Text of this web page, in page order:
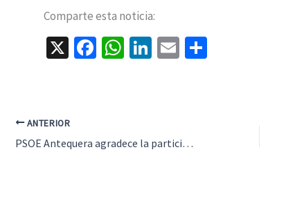
Comparte esta noticia:
X Fa
o
k
W
p
Li
n
E C
ANTERIOR
PSOE Antequera agradece la participación y colaboración en la campaña navideña “Ningún niño, Ninguna Niña Sin Juguete”